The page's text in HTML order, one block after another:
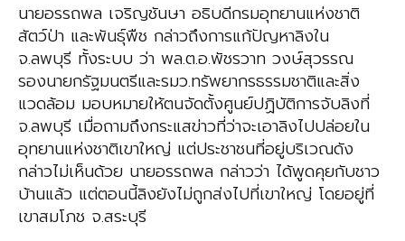
นายอรรถพล เจริญชันษา อธิบดีกรมอุทยานแห่งชาติ
สัตว์ป่า และพันธุ์พืช กล่าวถึงการแก้ปัญหาลิงใน
จ.ลพบุรี ทั้งระบบ ว่า พล.ต.อ.พัชรวาท วงษ์สุวรรณ
รองนายกรัฐมนตรีและรมว.ทรัพยากรธรรมชาติและสิ่ง
แวดล้อม มอบหมายให้ตนจัดตั้งศูนย์ปฏิบัติการจับลิงที่
จ.ลพบุรี เมื่อถามถึงกระแสข่าวที่ว่าจะเอาลิงไปปล่อยใน
อุทยานแห่งชาติเขาใหญ่ แต่ประชาชนที่อยู่บริเวณดัง
กล่าวไม่เห็นด้วย นายอรรถพล กล่าวว่า ได้พูดคุยกับชาว
บ้านแล้ว แต่ตอนนี้ลิงยังไม่ถูกส่งไปที่เขาใหญ่ โดยอยู่ที่
เขาสมโภช จ.สระบุรี